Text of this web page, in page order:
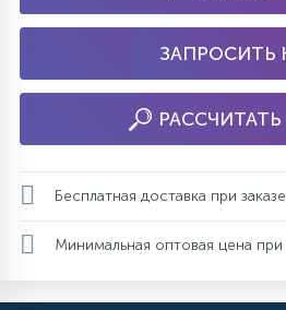
ЗАПРОСИТЬ
Бесплатная доставка при
Минимальная оптовая цена